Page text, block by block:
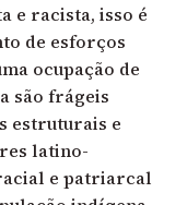
e racista, isso é
de esforços
ocupação de
são frágeis
estruturais e
latino-
e patriarcal